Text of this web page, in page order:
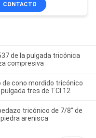
CONTACTO
de la pulgada tricónica
compresiva
de cono mordido tricónico
tres de TCI 12
tricónico de 7/8" de
arenisca